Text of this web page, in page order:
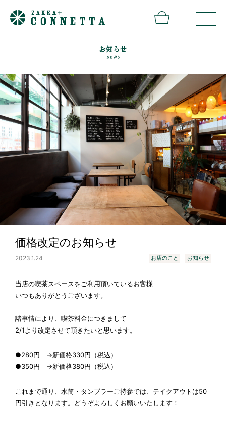
価格改定のお知らせ
2023.1.24 お店のこと お知らせ
当店の喫茶スペースをご利用頂いているお客様
いつもありがとうございます。
諸事情により、喫茶料金につきまして
2/1より改定させて頂きたいと思います。
●280円 →新価格330円（税込）
●350円 →新価格380円（税込）
これまで通り、水筒・タンブラーご持参では、テイクアウトは50
円引きとなります。どうぞよろしくお願いいたします！